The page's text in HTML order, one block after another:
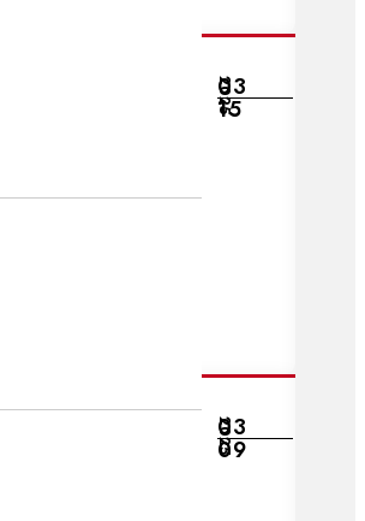
2025
03
15
2025
03
09